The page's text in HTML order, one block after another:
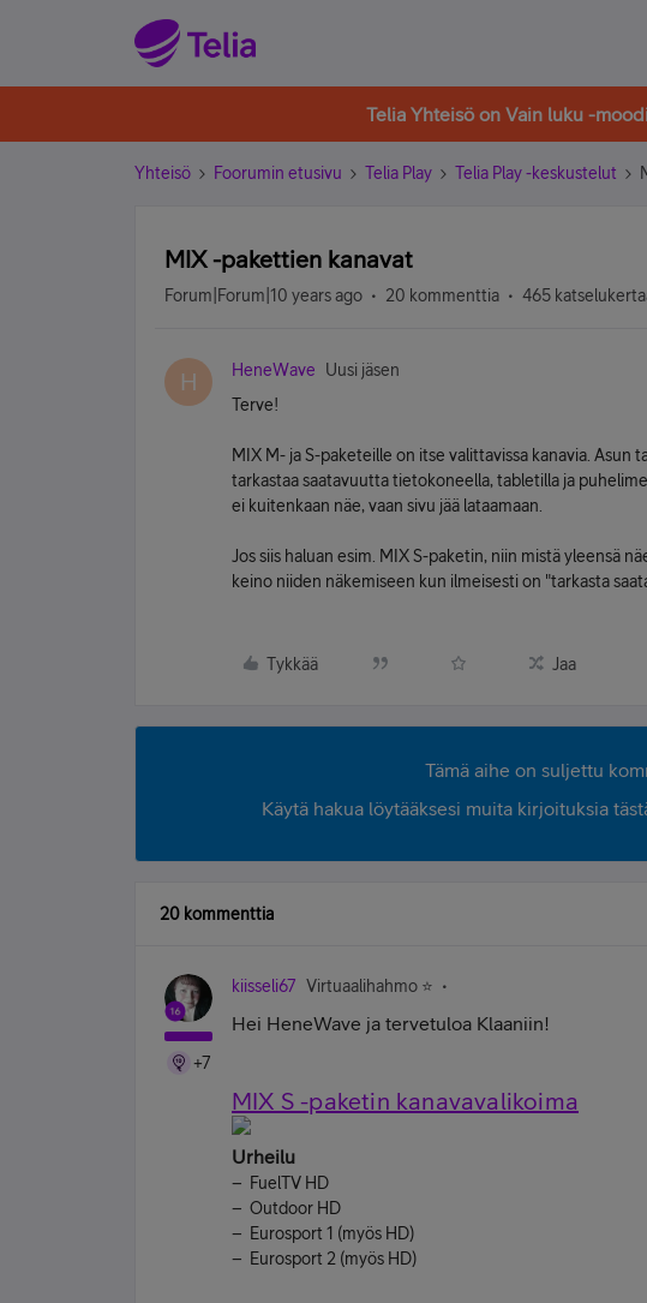
Telia Yhteisö on Vain luku -
Yhteisö Foorumin etusivu Telia Play Telia Play -keskustelut
MIX -pakettien kanavat
Forum|Forum|10 years ago 20 kommenttia 465
H HeneWave
Uusi jäsen
Terve!
MIX M- ja S-paketeille on itse valittavissa kanavia. Asun
tarkastaa saatavuutta tietokoneella, tabletilla ja
ei kuitenkaan näe, vaan sivu jää lataamaan.
Jos siis haluan esim. MIX S-paketin, niin mistä yleensä
keino niiden näkemiseen kun ilmeisesti on "tarkasta
Tykkää Jaa
Tämä aihe on suljettu
Käytä hakua löytääksesi muita kirjoituksia
20 kommenttia
+7
kiisseli67 Virtuaalihahmo ⭐️
Hei HeneWave ja tervetuloa Klaaniin!
MIX S -paketin kanavavalikoima
Urheilu
– FuelTV HD
– Outdoor HD
– Eurosport 1 (myös HD)
– Eurosport 2 (myös HD)